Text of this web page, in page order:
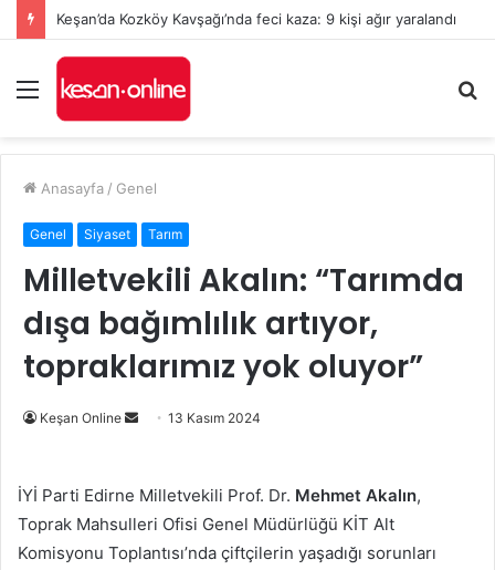
Keşan’da Kozköy Kavşağı’nda feci kaza: 9 kişi ağır yaralandı
Menü
...
Anasayfa / Genel
Genel Siyaset Tarım
Milletvekili Akalın: “Tarımda
dışa bağımlılık artıyor,
topraklarımız yok oluyor”
Keşan Online
Bir
göndermek
13 Kasım 2024
İYİ Parti Edirne Milletvekili Prof. Dr. Mehmet Akalın,
Toprak Mahsulleri Ofisi Genel Müdürlüğü KİT Alt
Komisyonu Toplantısı’nda çiftçilerin yaşadığı sorunları